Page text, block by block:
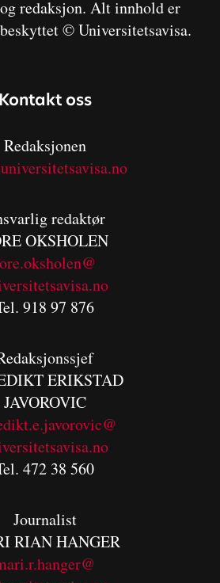
redaksjon. Alt innhold er
© Universitetsavisa.
Kontakt oss
Redaksjonen
redaktør
OKSHOLEN
918 97 876
ERIKSTAD
JAVOROVIC
472 38 560
Journalist
RIAN HANGER